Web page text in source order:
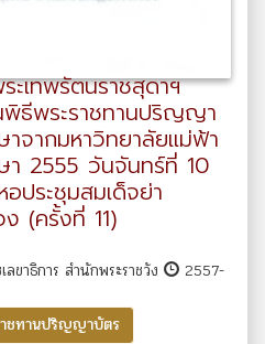
ะเทพรัตนราชสุดาฯ
พิธีพระราชทานปริญญา
าจากมหาวิทยาลัยแม่ฟ้า
า 2555 วันจันทร์ที่ 10
ระชุมสมเด็จย่า
(ครั้งที่ 11)
ลขาธิการ สำนักพระราชวัง
2557-
ชทานปริญญาบัตร